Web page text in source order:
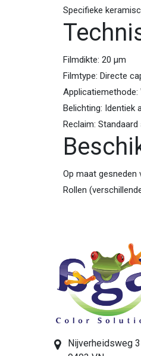
Specifieke
Filmdikte: 20 µm
Filmtype: Directe
Belichting: Identiek
Reclaim:
Op maat
Rollen
Nijverheidsweg